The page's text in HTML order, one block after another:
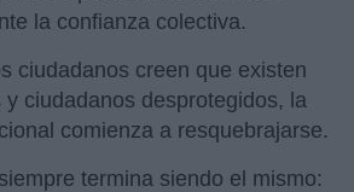
la confianza colectiva.
ciudadanos creen que existen
ciudadanos desprotegidos, la
comienza a resquebrajarse.
termina siendo el mismo: